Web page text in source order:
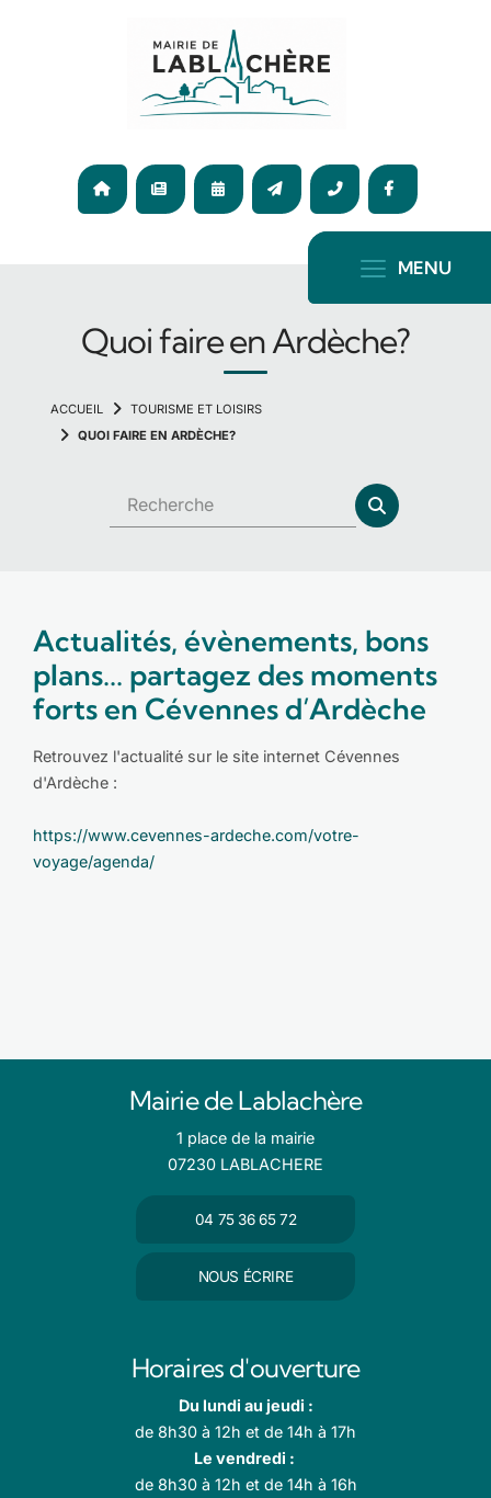
ACCUEIL ACTUALITÉAGENDA CONTACT
72
MENU
Quoi faire en Ardèche?
TOURISME ET LOISIRS
QUOI FAIRE EN ARDÈCHE?
Actualités, évènements, bons
plans... partagez des moments
forts en Cévennes d’Ardèche
Retrouvez l'actualité sur le site internet Cévennes
d'Ardèche :
https://www.cevennes-ardeche.com/votre-
voyage/agenda/
Mairie de Lablachère
1 place de la mairie
07230 LABLACHERE
04 75 36 65 72
NOUS ÉCRIRE
Horaires d'ouverture
Du lundi au jeudi :
de 8h30 à 12h et de 14h à 17h
Le vendredi :
de 8h30 à 12h et de 14h à 16h